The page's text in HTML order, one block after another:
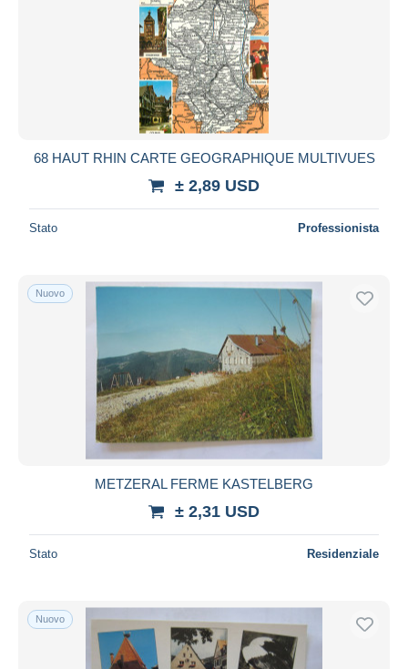
68 HAUT RHIN CARTE GEOGRAPHIQUE MULTIVUES
± 2,89 USD
Stato Professionista
Nuovo
METZERAL FERME KASTELBERG
± 2,31 USD
Stato Residenziale
Nuovo